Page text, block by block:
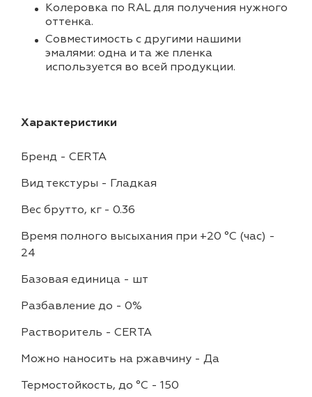
Колеровка по RAL для получения нужного
оттенка.
Совместимость с другими нашими
эмалями: одна и та же пленка
используется во всей продукции.
Характеристики
Бренд - CERTA
Вид текстуры - Гладкая
Вес брутто, кг - 0.36
Время полного высыхания при +20 °С (час) -
24
Базовая единица - шт
Разбавление до - 0%
Растворитель - CERTA
Можно наносить на ржавчину - Да
Термостойкость, до °C - 150